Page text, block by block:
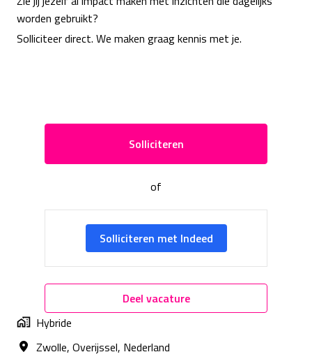
worden gebruikt?
Solliciteer direct. We maken graag kennis met je.
Solliciteren
of
Solliciteren met Indeed
Deel vacature
Hybride
Zwolle, Overijssel, Nederland